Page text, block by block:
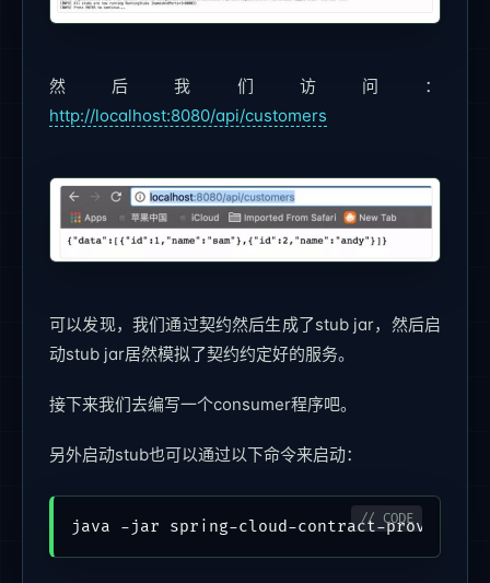
然后我们访问：
http://localhost:8080/api/customers
可以发现，我们通过契约然后生成了stub jar，然后启
动stub jar居然模拟了契约约定好的服务。
接下来我们去编写一个consumer程序吧。
另外启动stub也可以通过以下命令来启动：
java -jar spring-cloud-contract-provider-